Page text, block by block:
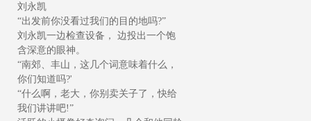
刘永凯
“出发前你没看过我们的目的地吗?”
刘永凯一边检查设备， 边投出一个饱
含深意的眼神。
“南郊、丰山，这几个词意味着什么，
你们知道吗?'
“什么啊，老大，你别卖关子了，快给
我们讲讲吧!”